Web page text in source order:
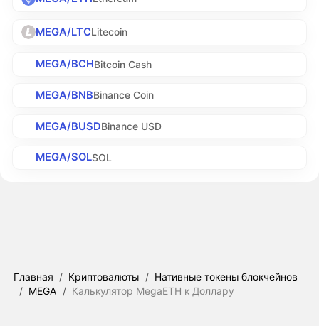
MEGA/LTCLitecoin
MEGA/BCHBitcoin Cash
MEGA/BNBBinance Coin
MEGA/BUSDBinance USD
MEGA/SOLSOL
Главная / Криптовалюты / Нативные токены блокчейнов
/ MEGA / Калькулятор MegaETH к Доллару